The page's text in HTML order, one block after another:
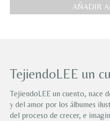
AÑADIR
TejiendoLEE un
TejiendoLEE un cuento, nace
y del amor por los álbumes
del proceso de crecer, e